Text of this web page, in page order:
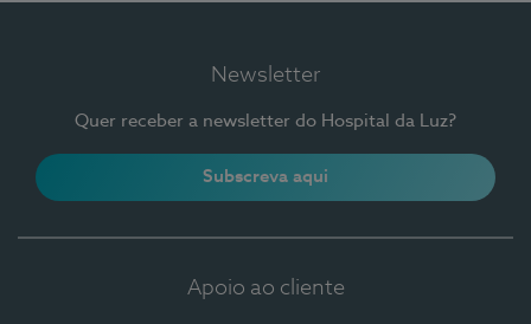
Newsletter
Quer receber a newsletter do Hospital da Luz?
Subscreva aqui
Apoio ao cliente